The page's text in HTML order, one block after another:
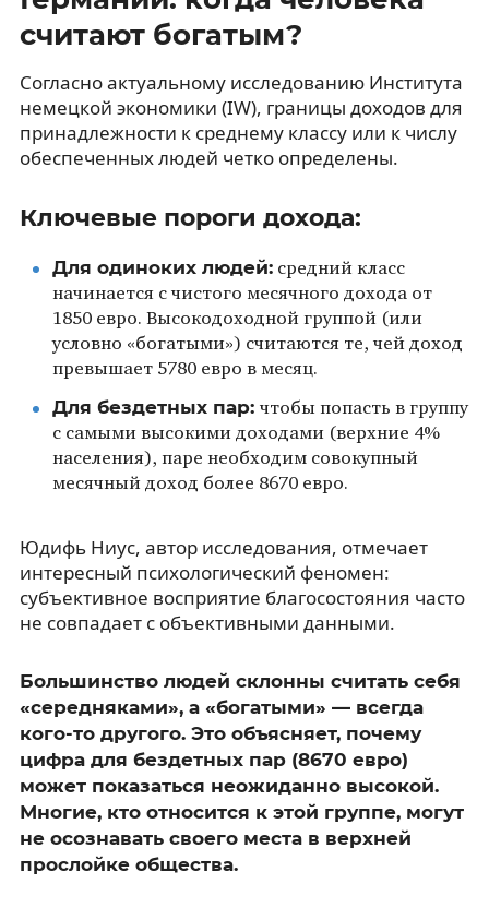
считают богатым?
Согласно актуальному исследованию Института
немецкой экономики (IW), границы доходов для
принадлежности к среднему классу или к числу
обеспеченных людей четко определены.
Ключевые пороги дохода:
Для одиноких людей:средний класс
начинается с чистого месячного дохода от
1850 евро. Высокодоходной группой (или
условно «богатыми») считаются те, чей доход
превышает 5780 евро в месяц.
Для бездетных пар: чтобы попасть в группу
с самыми высокими доходами (верхние 4%
населения), паре необходим совокупный
месячный доход более 8670 евро.
Юдифь Ниус, автор исследования, отмечает
интересный психологический феномен:
субъективное восприятие благосостояния часто
не совпадает с объективными данными.
Большинство людей склонны считать себя
«середняками», а «богатыми» — всегда
кого-то другого. Это объясняет, почему
цифра для бездетных пар (8670 евро)
может показаться неожиданно высокой.
Многие, кто относится к этой группе, могут
не осознавать своего места в верхней
прослойке общества.